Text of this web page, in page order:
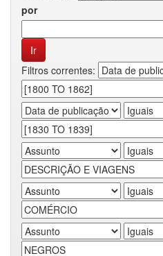
por
Filtros correntes: